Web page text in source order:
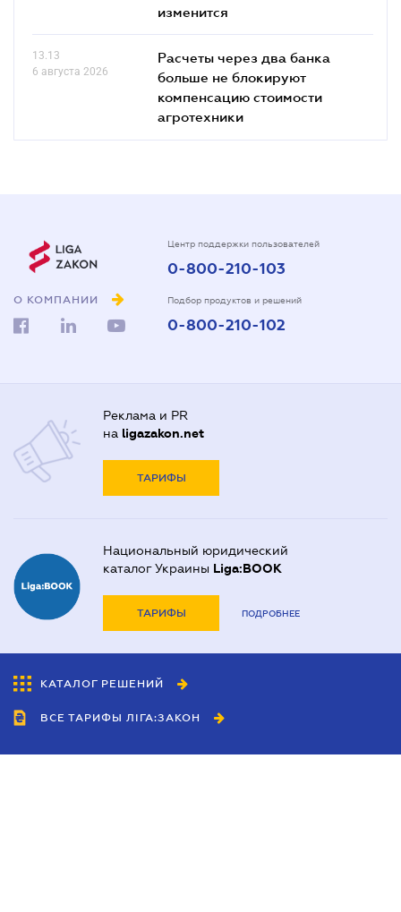
изменится
13.13
6 августа 2026
Расчеты через два банка
больше не блокируют
компенсацию стоимости
агротехники
О КОМПАНИИ
Центр поддержки пользователей
0-800-210-103
Подбор продуктов и решений
0-800-210-102
Реклама и PR
на ligazakon.net
ТАРИФЫ
Национальный юридический
каталог Украины Liga:BOOK
ТАРИФЫ ПОДРОБНЕЕ
КАТАЛОГ РЕШЕНИЙ
ВСЕ ТАРИФЫ ЛІГА:ЗАКОН